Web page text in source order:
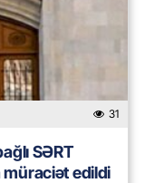
31
SƏRT
müraciət edildi